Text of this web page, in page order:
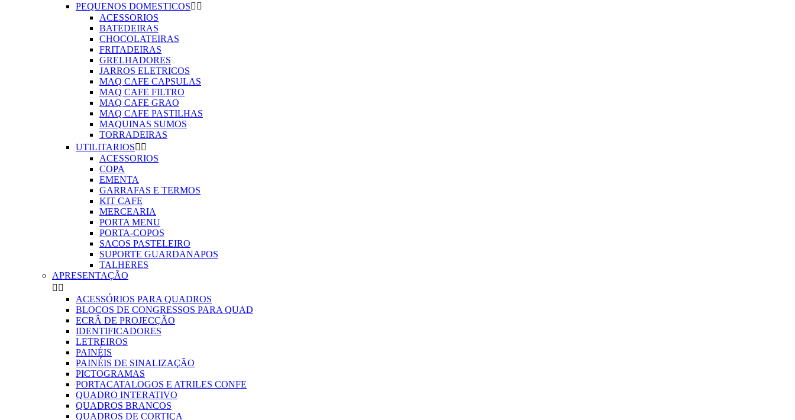
PEQUENOS DOMESTICOS 
ACESSORIOS
BATEDEIRAS
CHOCOLATEIRAS
FRITADEIRAS
GRELHADORES
JARROS ELETRICOS
MAQ CAFE CAPSULAS
MAQ CAFE FILTRO
MAQ CAFE GRAO
MAQ CAFE PASTILHAS
MAQUINAS SUMOS
TORRADEIRAS
UTILITARIOS 
ACESSORIOS
COPA
EMENTA
GARRAFAS E TERMOS
KIT CAFE
MERCEARIA
PORTA MENU
PORTA-COPOS
SACOS PASTELEIRO
SUPORTE GUARDANAPOS
TALHERES
APRESENTAÇÃO
 
ACESSÓRIOS PARA QUADROS
BLOCOS DE CONGRESSOS PARA QUAD
ECRÂ DE PROJECÇÃO
IDENTIFICADORES
LETREIROS
PAINÉIS
PAINÉIS DE SINALIZAÇÃO
PICTOGRAMAS
PORTACATALOGOS E ATRILES CONFE
QUADRO INTERATIVO
QUADROS BRANCOS
QUADROS DE CORTIÇA